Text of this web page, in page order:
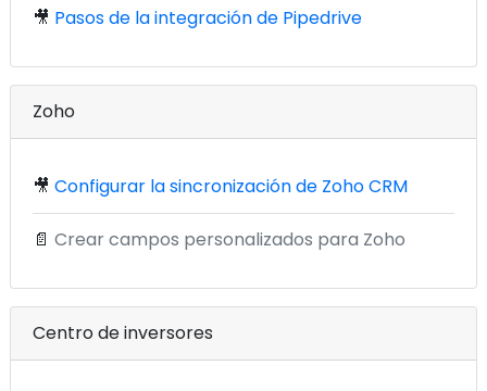
🎥 Pasos de la integración de Pipedrive
Zoho
🎥 Configurar la sincronización de Zoho CRM
📄 Crear campos personalizados para Zoho
Centro de inversores